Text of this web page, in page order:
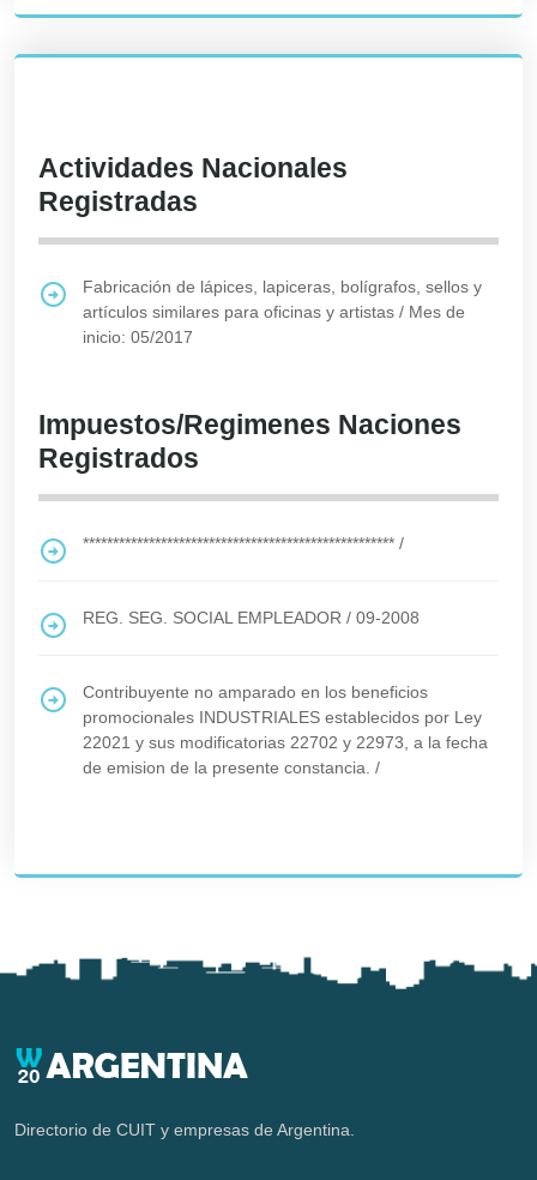
Actividades Nacionales
Registradas
Fabricación de lápices, lapiceras, bolígrafos, sellos y
artículos similares para oficinas y artistas / Mes de
inicio: 05/2017
Impuestos/Regimenes Naciones
Registrados
**************************************************** /
REG. SEG. SOCIAL EMPLEADOR / 09-2008
Contribuyente no amparado en los beneficios
promocionales INDUSTRIALES establecidos por Ley
22021 y sus modificatorias 22702 y 22973, a la fecha
de emision de la presente constancia. /
Directorio de CUIT y empresas de Argentina.